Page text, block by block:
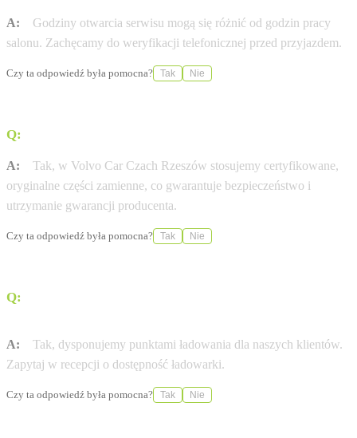
A:
Godziny otwarcia serwisu mogą się różnić od godzin pracy
salonu. Zachęcamy do weryfikacji telefonicznej przed przyjazdem.
Czy ta odpowiedź była pomocna? Tak Nie
Q:
A:
Tak, w Volvo Car Czach Rzeszów stosujemy certyfikowane,
oryginalne części zamienne, co gwarantuje bezpieczeństwo i
utrzymanie gwarancji producenta.
Czy ta odpowiedź była pomocna? Tak Nie
Q:
A:
Tak, dysponujemy punktami ładowania dla naszych klientów.
Zapytaj w recepcji o dostępność ładowarki.
Czy ta odpowiedź była pomocna? Tak Nie